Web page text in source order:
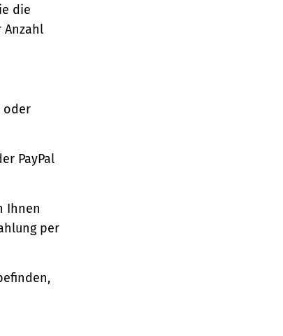
die
Anzahl
oder
PayPal
Ihnen
per